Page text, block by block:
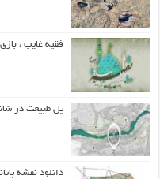
فقیه غایب ،
پل طبیعت در
دانلود نقشه